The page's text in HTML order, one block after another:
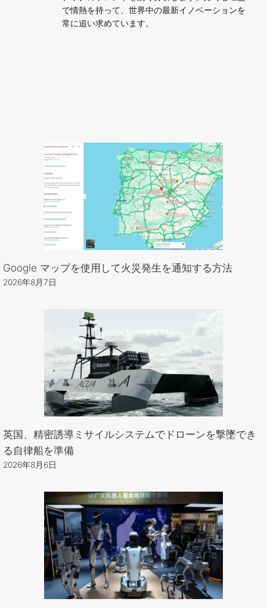
で情熱を持って、世界中の最新イノベーションを
常に追い求めています。
Google マップを使用して火災発生を通知する方法
2026年8月7日
英国、精密誘導ミサイルシステムでドローンを撃墜でき
る自律船を準備
2026年8月6日